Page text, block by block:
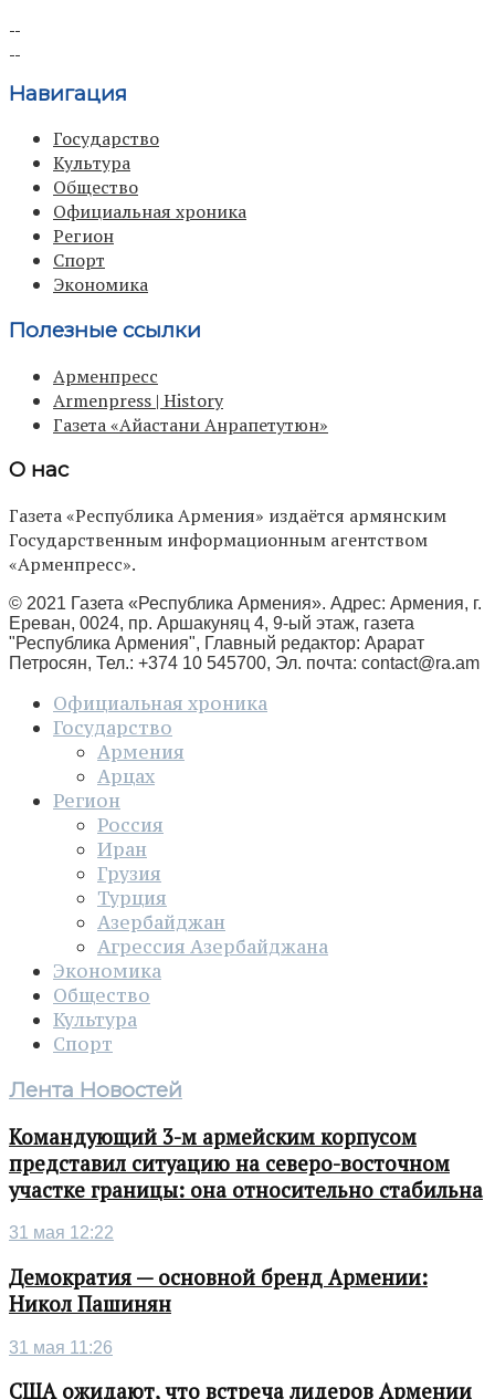
Навигация
Государство
Культура
Общество
Официальная хроника
Регион
Спорт
Экономика
Полезные ссылки
Арменпресс
Armenpress | History
Газета «Айастани Анрапетутюн»
О нас
Газета «Республика Армения» издаётся армянским
Государственным информационным агентством
«Арменпресс».
© 2021 Газета «Республика Армения». Адрес: Армения, г.
Ереван, 0024, пр. Аршакуняц 4, 9-ый этаж, газета
"Республика Армения", Главный редактор: Арарат
Петросян, Тел.: +374 10 545700, Эл. почта: contact@ra.am
Официальная хроника
Государство
Армения
Арцах
Регион
Россия
Иран
Грузия
Турция
Азербайджан
Агрессия Азербайджана
Экономика
Общество
Культура
Спорт
Лента Новостей
Командующий 3-м армейским корпусом
представил ситуацию на северо-восточном
участке границы: она относительно стабильна
31 мая 12:22
Демократия — основной бренд Армении:
Никол Пашинян
31 мая 11:26
США ожидают, что встреча лидеров Армении